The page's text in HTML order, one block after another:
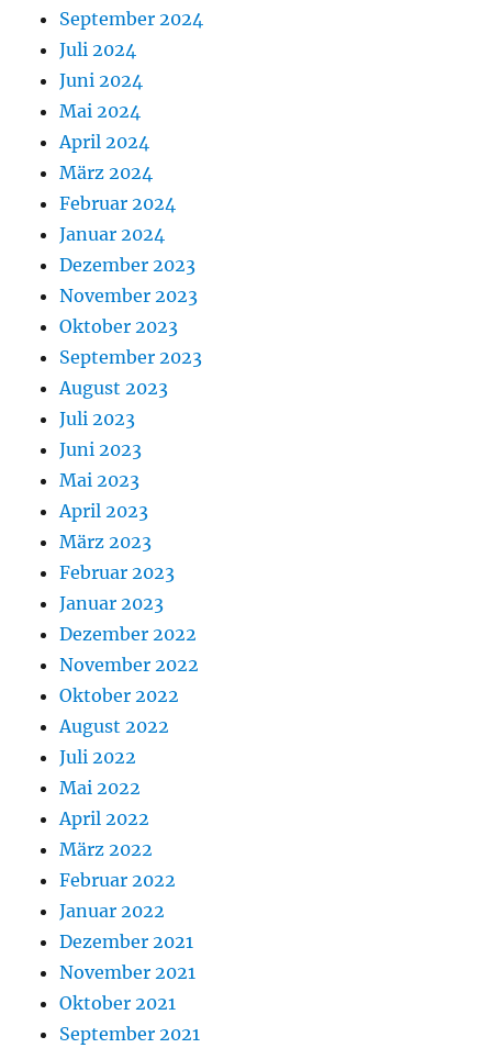
September 2024
Juli 2024
Juni 2024
Mai 2024
April 2024
März 2024
Februar 2024
Januar 2024
Dezember 2023
November 2023
Oktober 2023
September 2023
August 2023
Juli 2023
Juni 2023
Mai 2023
April 2023
März 2023
Februar 2023
Januar 2023
Dezember 2022
November 2022
Oktober 2022
August 2022
Juli 2022
Mai 2022
April 2022
März 2022
Februar 2022
Januar 2022
Dezember 2021
November 2021
Oktober 2021
September 2021